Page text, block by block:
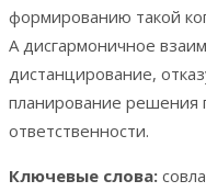
формированию такой
А дисгармоничное
дистанцирование,
планирование решения
ответственности.
Ключевые слова: